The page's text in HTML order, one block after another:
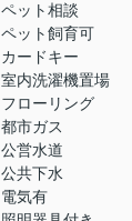
ペット相談
ペット飼育可
カードキー
室内洗濯機置場
フローリング
都市ガス
公営水道
公共下水
電気有